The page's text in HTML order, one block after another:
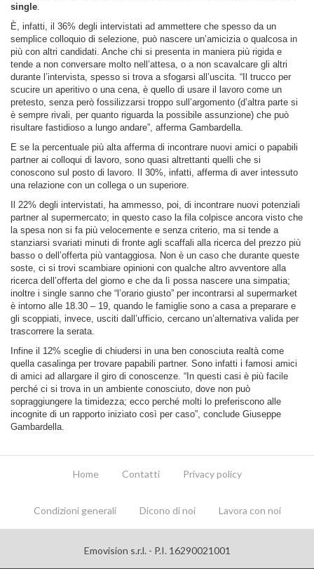
single.
È, infatti, il 36% degli intervistati ad ammettere che spesso da un
semplice colloquio di selezione, può nascere un’amicizia o qualcosa in
più con altri candidati. Anche chi si presenta in maniera più rigida e
tende a non conversare molto nell’attesa, o a non scavalcare gli altri
durante l’intervista, spesso si trova a sfogarsi all’uscita. “Il trucco per
scucire un aperitivo o una cena, è quello di usare il lavoro come un
pretesto, senza però fossilizzarsi troppo sull’argomento (d’altra parte si
è sempre rivali, per quanto riguarda la possibile assunzione) che può
risultare fastidioso a lungo andare”, afferma Gambardella.
E se la percentuale più alta afferma di incontrare nuovi amici o papabili
partner ai colloqui di lavoro, sono quasi altrettanti quelli che si
conoscono sul posto di lavoro. Il 30%, infatti, afferma di aver intessuto
una relazione con un collega o un superiore.
Il 22% degli intervistati, ha ammesso, poi, di incontrare nuovi potenziali
partner al supermercato; in questo caso la fila colpisce ancora visto che
la spesa non si fa più velocemente e senza criterio, ma si tende a
stanziarsi svariati minuti di fronte agli scaffali alla ricerca del prezzo più
basso o dell’offerta più vantaggiosa. Non è un caso che durante queste
soste, ci si trovi scambiare opinioni con qualche altro avventore alla
ricerca dell’offerta del giorno e che da lì possa nascere una simpatia;
inoltre i single sanno che “l’orario giusto” per incontrarsi al supermarket
è intorno alle 18.30 – 19, quando le famiglie sono a casa a preparare e
gli scoppiati, invece, usciti dall’ufficio, cercano un’alternativa valida per
trascorrere la serata.
Infine il 12% sceglie di chiudersi in una ben conosciuta realtà come
quella casalinga per trovare papabili partner. Sono infatti i famosi amici
di amici ad allargare il giro di conoscenze. “In questi casi è più facile
perché ci si trova in un ambiente conosciuto, dove non può
sopraggiungere la timidezza; ecco perché molti lo preferiscono alle
incognite di un rapporto iniziato così per caso”, conclude Giuseppe
Gambardella.
Home Contatti Privacy policy
Condizioni generali Dicono di noi Lavora con noi
Emovision s.r.l. - P.I. 16290021001